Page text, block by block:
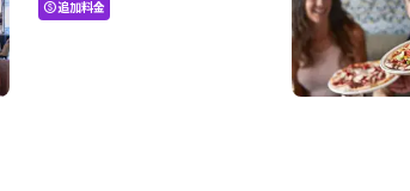
paid追加料金